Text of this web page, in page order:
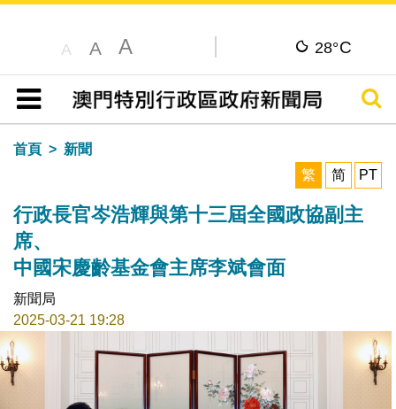
A A A 28°C
目錄
搜尋
首頁
新聞
繁
简 PT
行政長官岑浩輝與第十三屆全國政協副主
席、
中國宋慶齡基金會主席李斌會面
新聞局
2025-03-21 19:28